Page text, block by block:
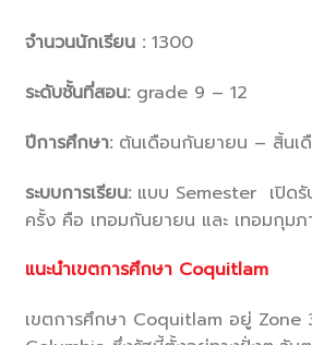
จำนวนนักเรียน :1300
ระดับชั้นที่สอน:grade 9 – 12
ปีการศึกษา:ต้นเดือนกันยายน – สิ้นเ
ระบบการเรียน:แบบ Semester เปิดรั
ครั้ง คือ เทอมกันยายน และ เทอมกุม
แนะนำเขตการศึกษา Coquitlam
เขตการศึกษา Coquitlam อยู่ Zone